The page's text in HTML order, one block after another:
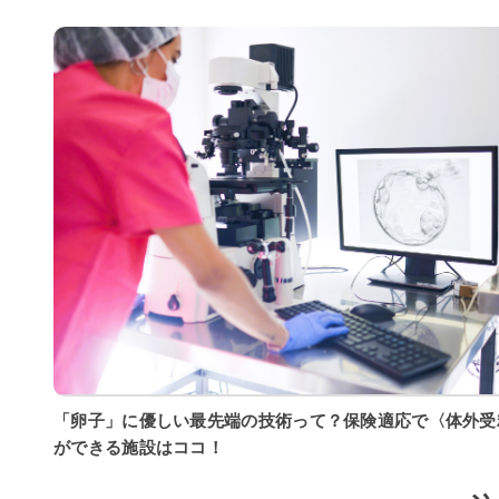
「卵子」に優しい最先端の技術って？保険適応で〈体外
ができる施設はココ！